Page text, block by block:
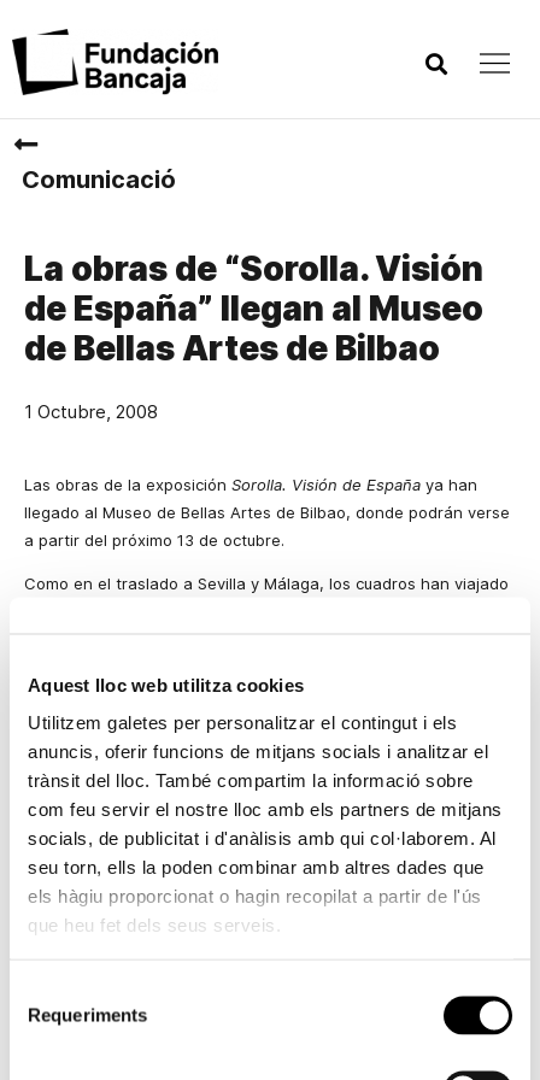
Aquest lloc web utilitza cookies
Utilitzem galetes per personalitzar el contingut i els
anuncis, oferir funcions de mitjans socials i analitzar el
trànsit del lloc. També compartim la informació sobre
com feu servir el nostre lloc amb els partners de mitjans
socials, de publicitat i d'anàlisis amb qui col·laborem. Al
seu torn, ells la poden combinar amb altres dades que
els hàgiu proporcionat o hagin recopilat a partir de l'ús
que heu fet dels seus serveis.
Requeriments
Comunicació
La obras de “Sorolla. Visión
de España” llegan al Museo
de Bellas Artes de Bilbao
1 Octubre, 2008
Las obras de la exposición Sorolla. Visión de España ya han
llegado al Museo de Bellas Artes de Bilbao, donde podrán verse
a partir del próximo 13 de octubre.
Como en el traslado a Sevilla y Málaga, los cuadros han viajado
visualizar la posición exacta de los mismos y su velocidad.
Uno de los camiones ha sido fabricado expresamente para
trasladar los lienzos más grandes. Se trata del camión más alto
interiormente de Europa, con una altura de3,73 metrosde
altura interior y4 metrosexterior (el máximo permitido).
Los trabajos de desembalaje de las 14 piezas se realizarán en
los próximos días, y posteriormente las obras deberán
permanecer un tiempo en su nueva ubicación aclimatándose a
exposición temporal más vista en la historia de España, ha